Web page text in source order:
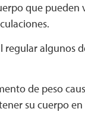
que pueden
regular algunos
de peso
su cuerpo